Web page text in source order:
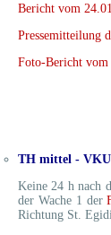
Bericht vom
Pressemitteilung
Foto-Bericht
TH mittel - VKU
Keine 24 h nach
der Wache 1 der
Richtung St.